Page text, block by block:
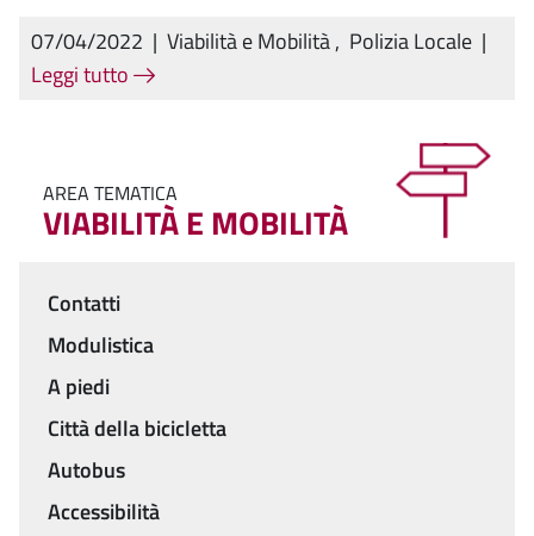
07/04/2022 | Viabilità e Mobilità, Polizia Locale |
Leggi tutto
AREA TEMATICA
VIABILITÀ E MOBILITÀ
Menu
Contatti
Modulistica
A piedi
Città della bicicletta
Autobus
Accessibilità